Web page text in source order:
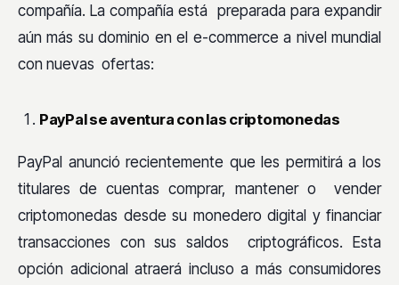
compañía. La compañía está preparada para expandir
aún más su dominio en el e-commerce a nivel mundial
con nuevas ofertas:
PayPal se aventura con las criptomonedas
PayPal anunció recientemente que les permitirá a los
titulares de cuentas comprar, mantener o vender
criptomonedas desde su monedero digital y financiar
transacciones con sus saldos criptográficos. Esta
opción adicional atraerá incluso a más consumidores